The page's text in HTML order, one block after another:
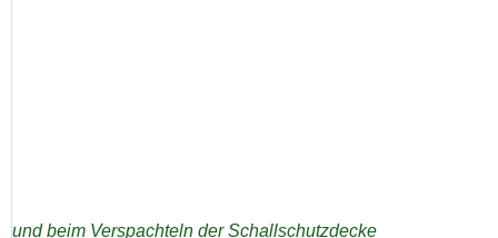
und beim Verspachteln der Schallschutzdecke